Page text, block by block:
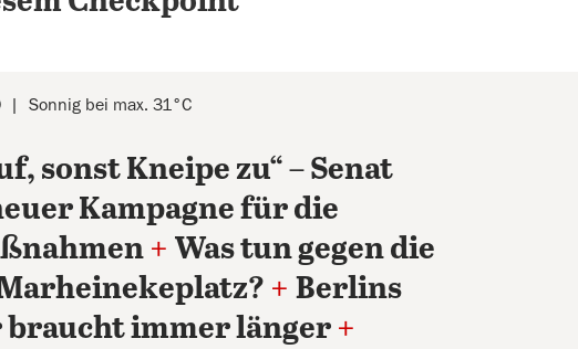
Sonnig bei max. 31°C
sonst Kneipe zu“ – Senat
Kampagne für die
+ Was tun gegen die
+ Berlins
immer länger +